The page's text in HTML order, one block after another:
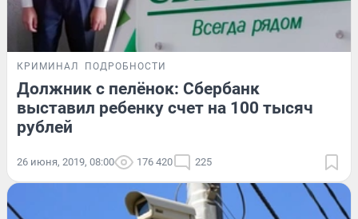
КРИМИНАЛ ПОДРОБНОСТИ
Должник с пелёнок: Сбербанк
выставил ребенку счет на 100 тысяч
рублей
26 июня, 2019, 08:00 176 420 225